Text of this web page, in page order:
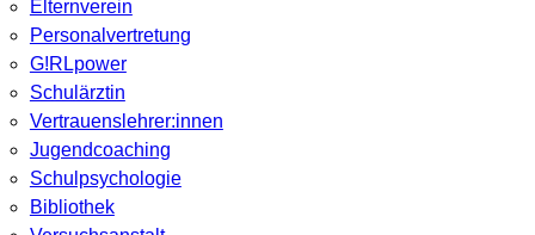
Elternverein
Personalvertretung
G!RLpower
Schulärztin
Vertrauenslehrer:innen
Jugendcoaching
Schulpsychologie
Bibliothek